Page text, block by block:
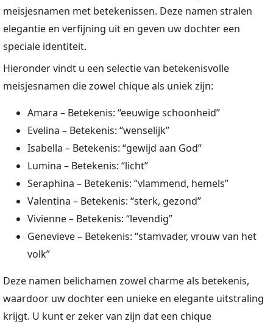
meisjesnamen met betekenissen. Deze namen stralen
elegantie en verfijning uit en geven uw dochter een
speciale identiteit.
Hieronder vindt u een selectie van betekenisvolle
meisjesnamen die zowel chique als uniek zijn:
Amara – Betekenis: “eeuwige schoonheid”
Evelina – Betekenis: “wenselijk”
Isabella – Betekenis: “gewijd aan God”
Lumina – Betekenis: “licht”
Seraphina – Betekenis: “vlammend, hemels”
Valentina – Betekenis: “sterk, gezond”
Vivienne – Betekenis: “levendig”
Genevieve – Betekenis: “stamvader, vrouw van het
volk”
Deze namen belichamen zowel charme als betekenis,
waardoor uw dochter een unieke en elegante uitstraling
krijgt. U kunt er zeker van zijn dat een chique